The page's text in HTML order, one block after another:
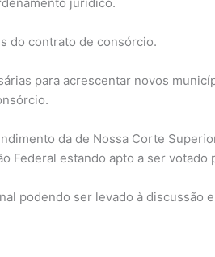
do contrato de consórcio.
para acrescentar novos
da de Nossa Corte
Federal estando apto a ser votado
podendo ser levado à discussão